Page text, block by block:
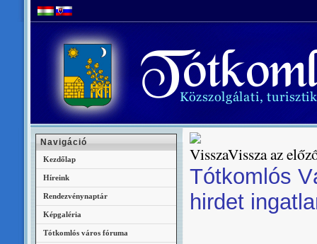
Vissza az
Tótkomlós
hirdet
Navigáció
Kezdőlap
Híreink
Rendezvénynaptár
Képgaléria
Tótkomlós város fóruma